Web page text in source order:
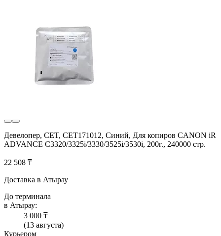
Девелопер, CET, CET171012, Синий, Для копиров CANON iR
ADVANCE C3320/3325i/3330/3525i/3530i, 200г., 240000 стр.
22 508 ₸
Доставка в Атырау
До терминала
в Атырау:
3 000 ₸
(13 августа)
Курьером